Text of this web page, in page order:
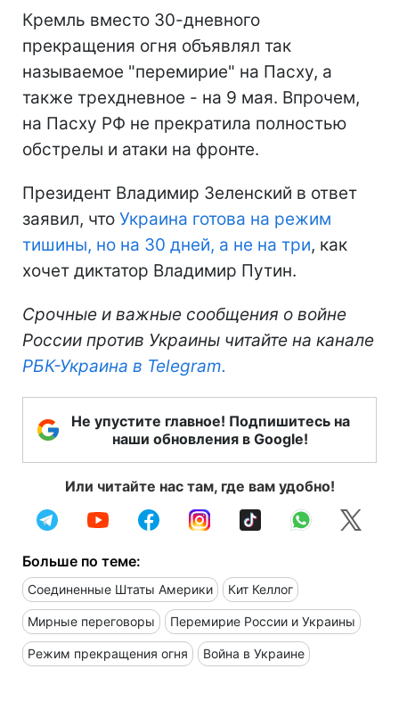
Кремль вместо 30-дневного
прекращения огня объявлял так
называемое "перемирие" на Пасху, а
также трехдневное - на 9 мая. Впрочем,
на Пасху РФ не прекратила полностью
обстрелы и атаки на фронте.
Президент Владимир Зеленский в ответ
заявил, что Украина готова на режим
тишины, но на 30 дней, а не на три, как
хочет диктатор Владимир Путин.
Срочные и важные сообщения о войне
России против Украины читайте на канале
РБК-Украина в Telegram.
Не упустите главное! Подпишитесь на
наши обновления в Google!
Или читайте нас там, где вам удобно!
Больше по теме:
Соединенные Штаты Америки Кит Келлог
Мирные переговоры Перемирие России и Украины
Режим прекращения огня Война в Украине